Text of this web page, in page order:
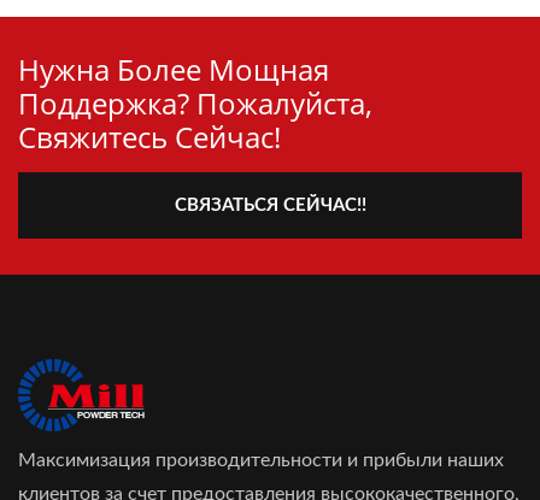
Нужна Более Мощная
Поддержка? Пожалуйста,
Свяжитесь Сейчас!
СВЯЗАТЬСЯ СЕЙЧАС!!
Максимизация производительности и прибыли наших
клиентов за счет предоставления высококачественного,